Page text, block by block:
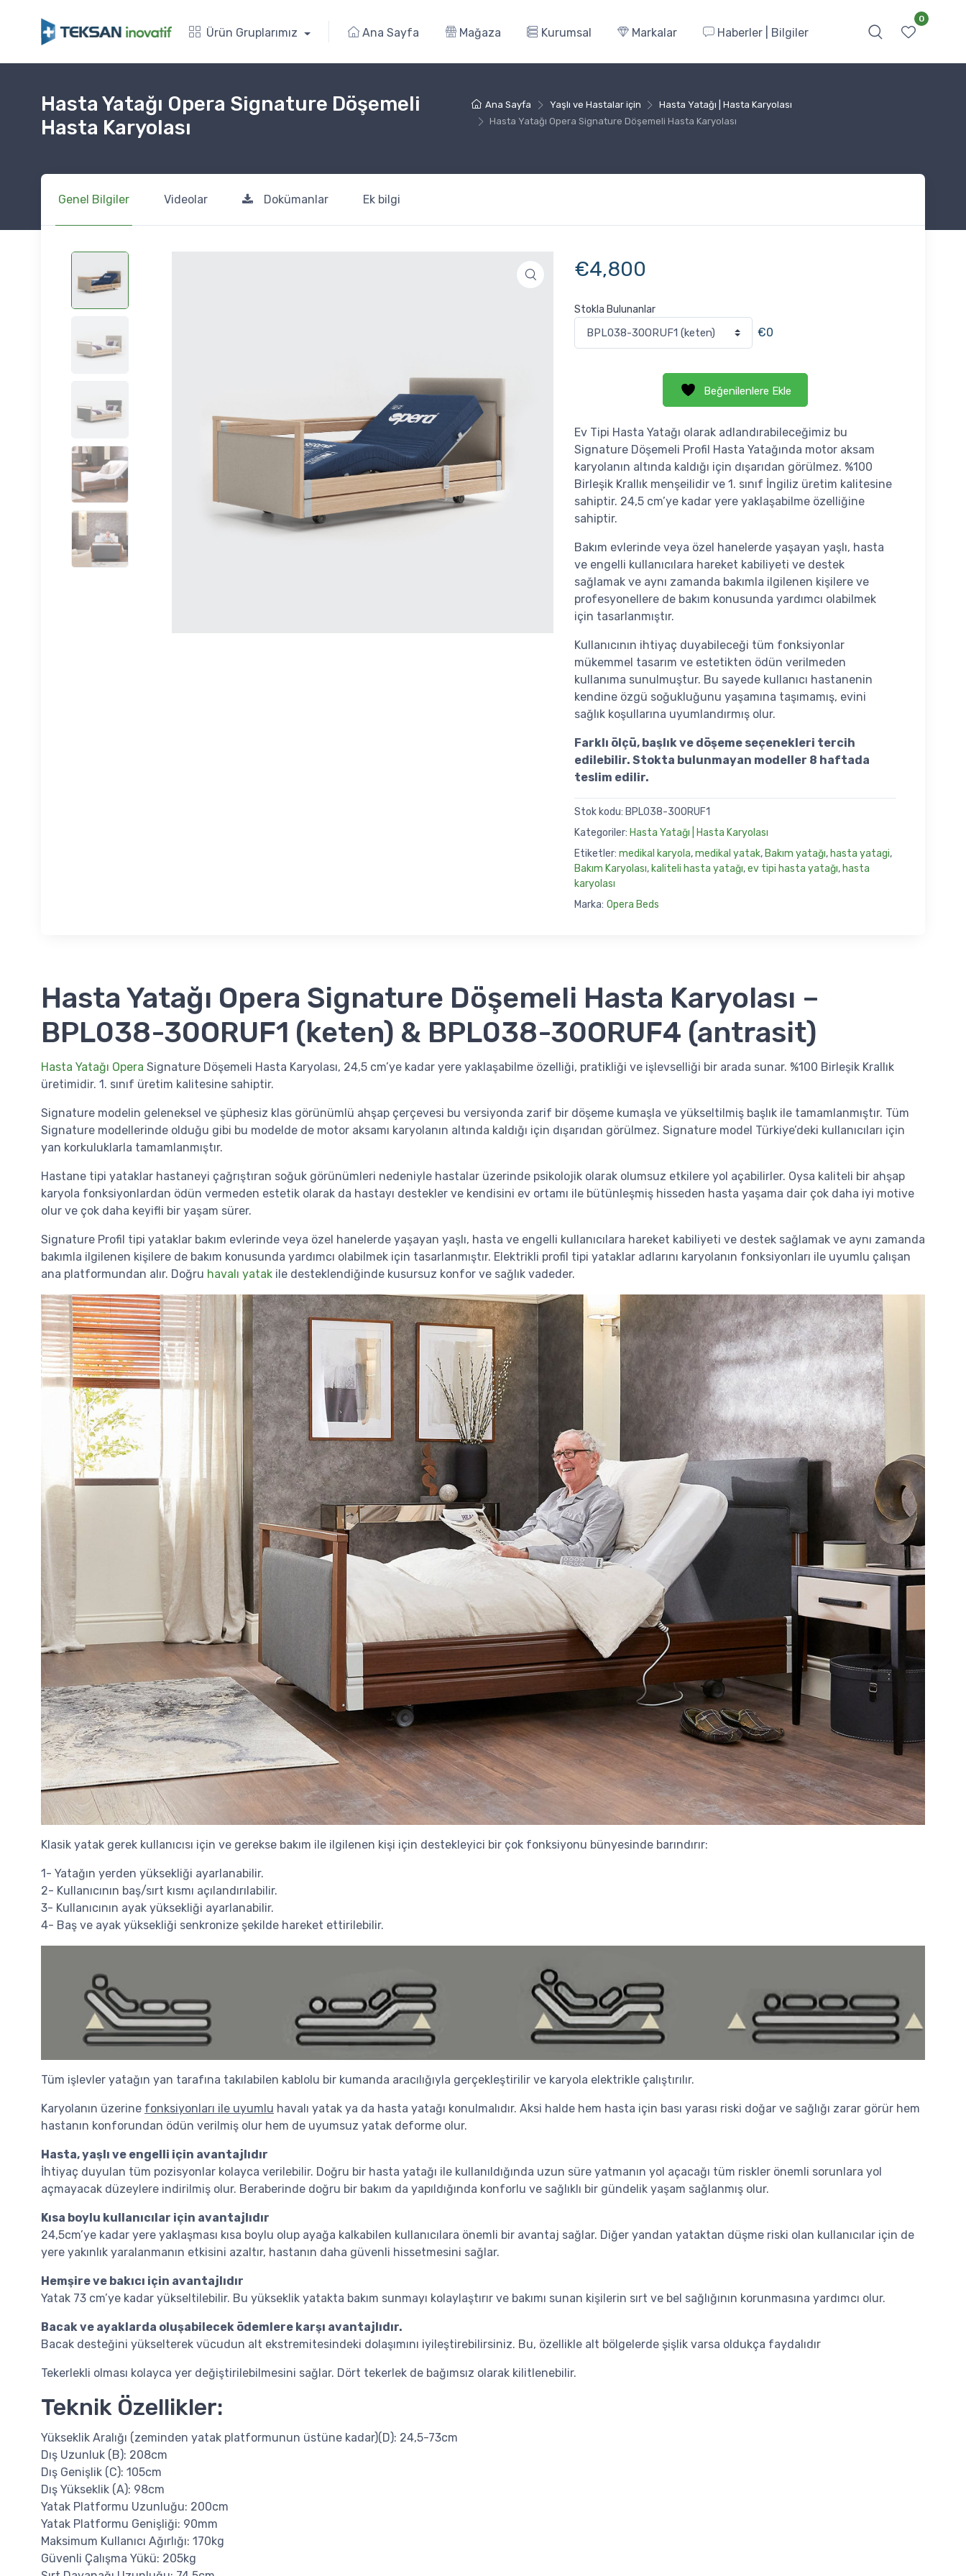
0
Ürün Gruplarımız Ana Sayfa Mağaza Kurumsal Markalar Haberler | Bilgiler
Ana Sayfa Yaşlı ve Hastalar için
Hasta Yatağı | Hasta Karyolası
Hasta Yatağı Opera Signature Döşemeli Hasta Karyolası
Hasta Yatağı Opera Signature Döşemeli
Hasta Karyolası
Genel Bilgiler Videolar Dokümanlar Ek bilgi
€4,800
Stokla Bulunanlar
€0
Beğenilenlere Ekle
Ev Tipi Hasta Yatağı olarak adlandırabileceğimiz bu
Signature Döşemeli Profil Hasta Yatağında motor aksam
karyolanın altında kaldığı için dışarıdan görülmez. %100
Birleşik Krallık menşeilidir ve 1. sınıf İngiliz üretim kalitesine
sahiptir. 24,5 cm’ye kadar yere yaklaşabilme özelliğine
sahiptir.
Bakım evlerinde veya özel hanelerde yaşayan yaşlı, hasta
ve engelli kullanıcılara hareket kabiliyeti ve destek
sağlamak ve aynı zamanda bakımla ilgilenen kişilere ve
profesyonellere de bakım konusunda yardımcı olabilmek
için tasarlanmıştır.
Kullanıcının ihtiyaç duyabileceği tüm fonksiyonlar
mükemmel tasarım ve estetikten ödün verilmeden
kullanıma sunulmuştur. Bu sayede kullanıcı hastanenin
kendine özgü soğukluğunu yaşamına taşımamış, evini
sağlık koşullarına uyumlandırmış olur.
Farklı ölçü, başlık ve döşeme seçenekleri tercih
edilebilir. Stokta bulunmayan modeller 8 haftada
teslim edilir.
Stok kodu: BPL038-30ORUF1
Kategoriler: Hasta Yatağı | Hasta Karyolası
Etiketler: medikal karyola,medikal yatak, Bakım yatağı, hasta yatagi,
Bakım Karyolası, kaliteli hasta yatağı,ev tipi hasta yatağı, hasta
karyolası
Marka: Opera Beds
Hasta Yatağı Opera Signature Döşemeli Hasta Karyolası –
BPL038-30ORUF1 (keten) & BPL038-30ORUF4 (antrasit)
Hasta Yatağı Opera Signature Döşemeli Hasta Karyolası, 24,5 cm’ye kadar yere yaklaşabilme özelliği, pratikliği ve işlevselliği bir arada sunar. %100 Birleşik Krallık
üretimidir. 1. sınıf üretim kalitesine sahiptir.
Signature modelin geleneksel ve şüphesiz klas görünümlü ahşap çerçevesi bu versiyonda zarif bir döşeme kumaşla ve yükseltilmiş başlık ile tamamlanmıştır. Tüm
Signature modellerinde olduğu gibi bu modelde de motor aksamı karyolanın altında kaldığı için dışarıdan görülmez. Signature model Türkiye’deki kullanıcıları için
yan korkuluklarla tamamlanmıştır.
Hastane tipi yataklar hastaneyi çağrıştıran soğuk görünümleri nedeniyle hastalar üzerinde psikolojik olarak olumsuz etkilere yol açabilirler. Oysa kaliteli bir ahşap
karyola fonksiyonlardan ödün vermeden estetik olarak da hastayı destekler ve kendisini ev ortamı ile bütünleşmiş hisseden hasta yaşama dair çok daha iyi motive
olur ve çok daha keyifli bir yaşam sürer.
Signature Profil tipi yataklar bakım evlerinde veya özel hanelerde yaşayan yaşlı, hasta ve engelli kullanıcılara hareket kabiliyeti ve destek sağlamak ve aynı zamanda
bakımla ilgilenen kişilere de bakım konusunda yardımcı olabilmek için tasarlanmıştır. Elektrikli profil tipi yataklar adlarını karyolanın fonksiyonları ile uyumlu çalışan
ana platformundan alır. Doğru havalı yatak ile desteklendiğinde kusursuz konfor ve sağlık vadeder.
Klasik yatak gerek kullanıcısı için ve gerekse bakım ile ilgilenen kişi için destekleyici bir çok fonksiyonu bünyesinde barındırır:
1- Yatağın yerden yüksekliği ayarlanabilir.
2- Kullanıcının baş/sırt kısmı açılandırılabilir.
3- Kullanıcının ayak yüksekliği ayarlanabilir.
4- Baş ve ayak yüksekliği senkronize şekilde hareket ettirilebilir.
Tüm işlevler yatağın yan tarafına takılabilen kablolu bir kumanda aracılığıyla gerçekleştirilir ve karyola elektrikle çalıştırılır.
Karyolanın üzerine fonksiyonları ile uyumlu havalı yatak ya da hasta yatağı konulmalıdır. Aksi halde hem hasta için bası yarası riski doğar ve sağlığı zarar görür hem
hastanın konforundan ödün verilmiş olur hem de uyumsuz yatak deforme olur.
Hasta, yaşlı ve engelli için avantajlıdır
İhtiyaç duyulan tüm pozisyonlar kolayca verilebilir. Doğru bir hasta yatağı ile kullanıldığında uzun süre yatmanın yol açacağı tüm riskler önemli sorunlara yol
açmayacak düzeylere indirilmiş olur. Beraberinde doğru bir bakım da yapıldığında konforlu ve sağlıklı bir gündelik yaşam sağlanmış olur.
Kısa boylu kullanıcılar için avantajlıdır
24,5cm’ye kadar yere yaklaşması kısa boylu olup ayağa kalkabilen kullanıcılara önemli bir avantaj sağlar. Diğer yandan yataktan düşme riski olan kullanıcılar için de
yere yakınlık yaralanmanın etkisini azaltır, hastanın daha güvenli hissetmesini sağlar.
Hemşire ve bakıcı için avantajlıdır
Yatak 73 cm’ye kadar yükseltilebilir. Bu yükseklik yatakta bakım sunmayı kolaylaştırır ve bakımı sunan kişilerin sırt ve bel sağlığının korunmasına yardımcı olur.
Bacak ve ayaklarda oluşabilecek ödemlere karşı avantajlıdır.
Bacak desteğini yükselterek vücudun alt ekstremitesindeki dolaşımını iyileştirebilirsiniz. Bu, özellikle alt bölgelerde şişlik varsa oldukça faydalıdır
Tekerlekli olması kolayca yer değiştirilebilmesini sağlar. Dört tekerlek de bağımsız olarak kilitlenebilir.
Teknik Özellikler:
Yükseklik Aralığı (zeminden yatak platformunun üstüne kadar)(D): 24,5-73cm
Dış Uzunluk (B): 208cm
Dış Genişlik (C): 105cm
Dış Yükseklik (A): 98cm
Yatak Platformu Uzunluğu: 200cm
Yatak Platformu Genişliği: 90mm
Maksimum Kullanıcı Ağırlığı: 170kg
Güvenli Çalışma Yükü: 205kg